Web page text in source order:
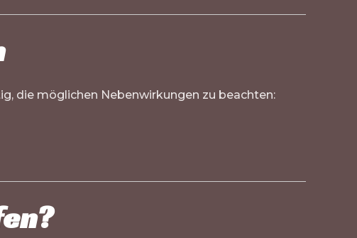
die möglichen Nebenwirkungen zu beachten: